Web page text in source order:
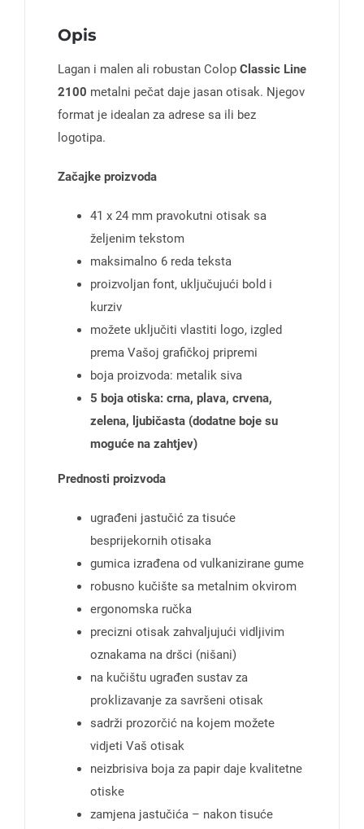
Opis
Lagan i malen ali robustan Colop Classic Line
2100 metalni pečat daje jasan otisak. Njegov
format je idealan za adrese sa ili bez
logotipa.
Začajke proizvoda
41 x 24 mm pravokutni otisak sa
željenim tekstom
maksimalno 6 reda teksta
proizvoljan font, uključujući bold i
kurziv
možete uključiti vlastiti logo, izgled
prema Vašoj grafičkoj pripremi
boja proizvoda: metalik siva
5 boja otiska: crna, plava, crvena,
zelena, ljubičasta (dodatne boje su
moguće na zahtjev)
Prednosti proizvoda
ugrađeni jastučić za tisuće
besprijekornih otisaka
gumica izrađena od vulkanizirane gume
robusno kučište sa metalnim okvirom
ergonomska ručka
precizni otisak zahvaljujući vidljivim
oznakama na dršci (nišani)
na kučištu ugrađen sustav za
proklizavanje za savršeni otisak
sadrži prozorčić na kojem možete
vidjeti Vaš otisak
neizbrisiva boja za papir daje kvalitetne
otiske
zamjena jastučića – nakon tisuće